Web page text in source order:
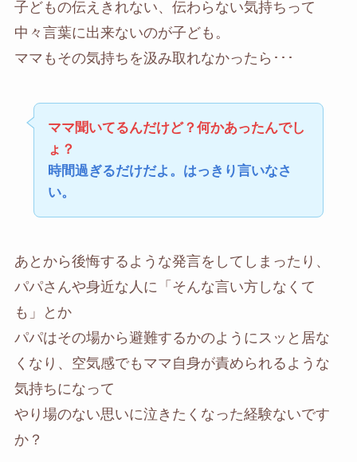
子どもの伝えきれない、伝わらない気持ちって
中々言葉に出来ないのが子ども。
ママもその気持ちを汲み取れなかったら･･･
ママ聞いてるんだけど？何かあったんでし
ょ？
時間過ぎるだけだよ。はっきり言いなさ
い。
あとから後悔するような発言をしてしまったり、
パパさんや身近な人に「そんな言い方しなくて
も」とか
パパはその場から避難するかのようにスッと居な
くなり、空気感でもママ自身が責められるような
気持ちになって
やり場のない思いに泣きたくなった経験ないです
か？